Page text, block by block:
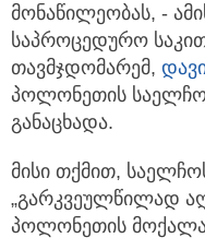
მონაწილეობას, -
საპროცედურო
თავმჯდომარემ,
პოლონეთის
განაცხადა.
მისი თქმით,
„გარკვეულწილად
პოლონეთის